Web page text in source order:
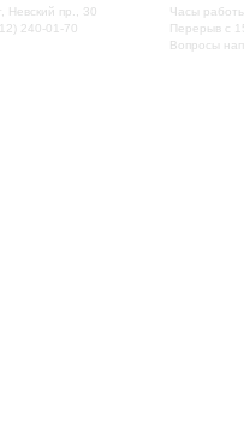
Невский пр., 30
240-01-70
Часы
Перерыв с
Вопросы